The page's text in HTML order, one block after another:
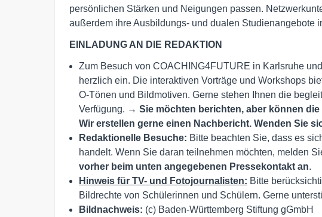
persönlichen Stärken und Neigungen passen.
außerdem ihre Ausbildungs- und dualen Studienangebote
EINLADUNG AN DIE REDAKTION
Zum Besuch von COACHING4FUTURE in Karlsruhe
herzlich ein. Die interaktiven Vorträge und Workshops
O-Tönen und Bildmotiven. Gerne stehen Ihnen die
Verfügung. → Sie möchten berichten, aber können
Wir erstellen gerne einen Nachbericht. Wenden Sie
Redaktionelle Besuche: Bitte beachten Sie, dass es
handelt. Wenn Sie daran teilnehmen möchten, melden
vorher beim unten angegebenen Pressekontakt an.
Hinweis für TV- und Fotojournalisten: Bitte
Bildrechte von Schülerinnen und Schülern. Gerne
Bildnachweis: (c) Baden-Württemberg Stiftung gGmbH